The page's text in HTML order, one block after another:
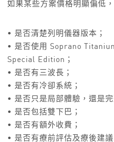
如果某些方案價格明顯偏低
• 是否清楚列明儀器版本；
• 是否使用 Soprano
Special Edition；
• 是否有三波長；
• 是否有冷卻系統；
• 是否只是局部體驗，還是完
• 是否包括雙下巴；
• 是否有額外收費；
• 是否有療前評估及療後建議